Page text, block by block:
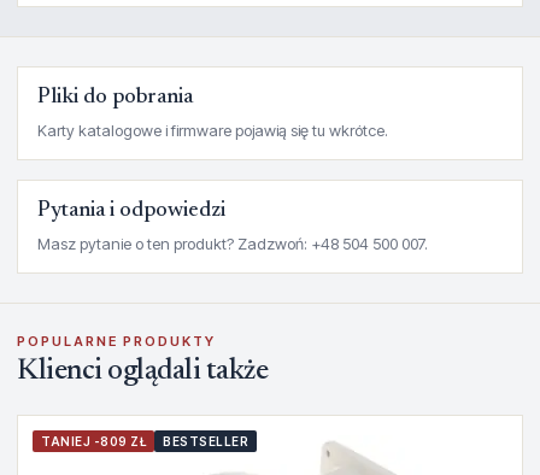
Pliki do pobrania
Karty katalogowe i firmware pojawią się tu wkrótce.
Pytania i odpowiedzi
Masz pytanie o ten produkt? Zadzwoń: +48 504 500 007.
POPULARNE PRODUKTY
Klienci oglądali także
TANIEJ -809 ZŁ BESTSELLER